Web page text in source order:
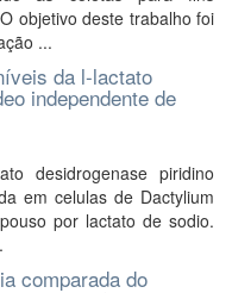
objetivo deste trabalho foi
...
da l-lactato
independente de
desidrogenase piridino
em celulas de Dactylium
por lactato de sodio.
comparada do